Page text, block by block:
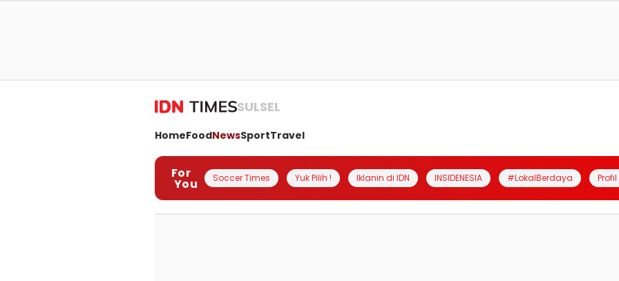
SULSEL
HomeFoodNewsSportTravel
For
You Soccer Times Yuk Pilih ! Iklanin di IDN INSIDENESIA #LokalBerdaya